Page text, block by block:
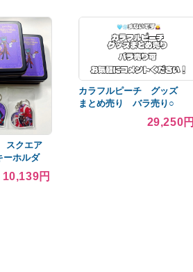
スクエア
ホルダ
10,139円
カラフルピーチ グッズ
まとめ売り バラ売り○
29,250円